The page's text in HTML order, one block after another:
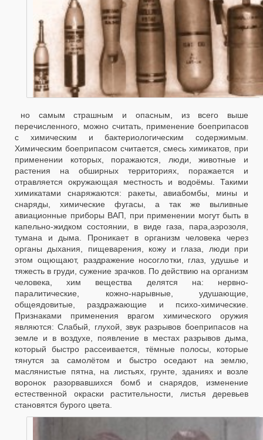
но самым страшным и опасным, из всего выше
перечисленного, можно считать, применение боеприпасов
с химическим и бактериологическим содержимым.
Химическим боеприпасом считается, смесь химикатов, при
применении которых, поражаются, люди, животные и
растения на обширных территориях, поражается и
отравляется окружающая местность и водоёмы. Такими
химикатами снаряжаются: ракеты, авиабомбы, мины и
снаряды, химические фугасы, а так же выливные
авиационные приборы ВАП, при применении могут быть в
капельно-жидком состоянии, в виде газа, пара,аэрозоля,
тумана и дыма. Проникает в организм человека через
органы дыхания, пищеварения, кожу и глаза, люди при
этом ощющают, раздражение носоглотки, глаз, удушье и
тяжесть в груди, сужение зрачков. По действию на организм
человека, хим вещества делятся на: нервно-
паралитические, кожно-нарывные, удушающие,
общеядовитые, раздражающие и психо-химические.
Признаками применения врагом химического оружия
являются: Слабый, глухой, звук разрывов боеприпасов на
земле и в воздухе, появление в местах разрывов дыма,
который быстро рассеивается, тёмные полосы, которые
тянутся за самолётом и быстро оседают на землю,
маслянистые пятна, на листьях, грунте, зданиях и возле
воронок разорвавшихся бомб и снарядов, изменение
естественной окраски растительности, листья деревьев
становятся бурого цвета.